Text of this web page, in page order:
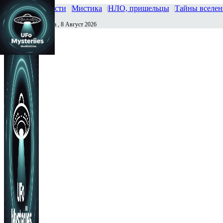
Главная Новости Мистика НЛО, пришельцы Тайны
Сегодня Суббота , 8 Август 2026